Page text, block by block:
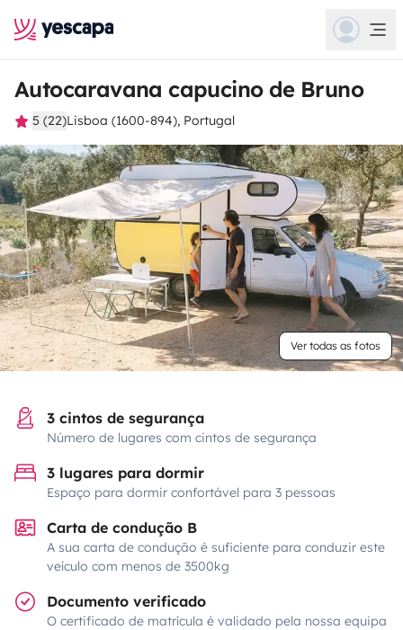
Autocaravana capucino de Bruno
5 (22)Lisboa (1600-894), Portugal
Ver todas as fotos
3 cintos de segurança
Número de lugares com cintos de segurança
3 lugares para dormir
Espaço para dormir confortável para 3 pessoas
Carta de condução B
A sua carta de condução é suficiente para conduzir este
veículo com menos de 3500kg
Documento verificado
O certificado de matrícula é validado pela nossa equipa